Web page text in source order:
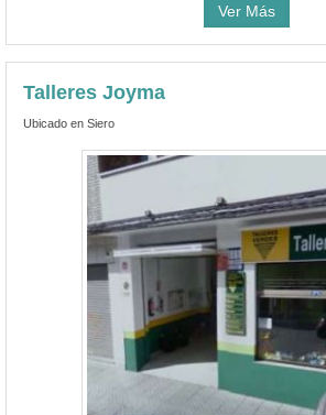
Ver Más
Talleres Joyma
Ubicado en Siero